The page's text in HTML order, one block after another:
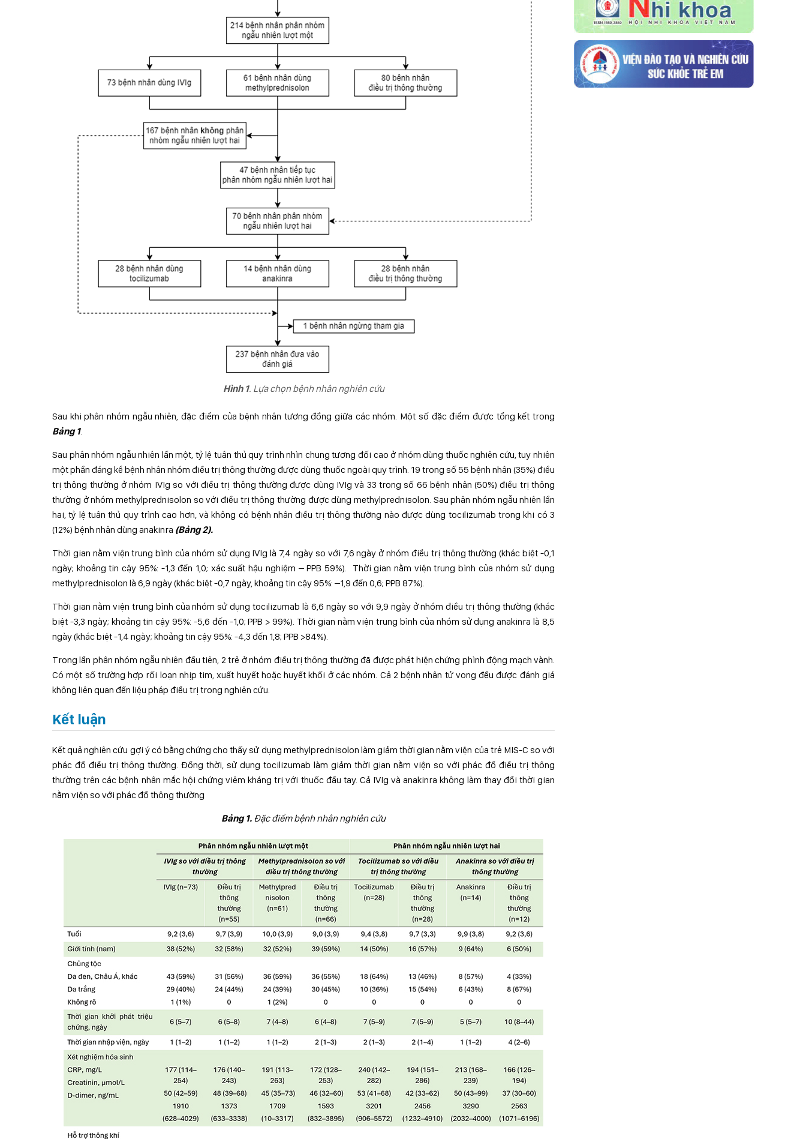
Hình 1. Lựa chọn bệnh nhân nghiên cứu
Sau khi phân nhóm ngẫu nhiên, đặc điểm của bệnh nhân tương đồng giữa các nhóm. Một số đặc điểm được tổng kết trong
Bảng 1.
Sau phân nhóm ngẫu nhiên lần một, tỷ lệ tuân thủ quy trình nhìn chung tương đối cao ở nhóm dùng thuốc nghiên cứu, tuy nhiên
một phần đáng kể bệnh nhân nhóm điều trị thông thường được dùng thuốc ngoài quy trình. 19 trong số 55 bệnh nhân (35%) điều
trị thông thường ở nhóm IVIg so với điều trị thông thường được dùng IVIg và 33 trong số 66 bệnh nhân (50%) điều trị thông
thường ở nhóm methylprednisolon so với điều trị thông thường được dùng methylprednisolon. Sau phân nhóm ngẫu nhiên lần
hai, tỷ lệ tuân thủ quy trình cao hơn, và không có bệnh nhân điều trị thông thường nào được dùng tocilizumab trong khi có 3
(12%) bệnh nhân dùng anakinra (Bảng 2).
Thời gian nằm viện trung bình của nhóm sử dụng IVIg là 7,4 ngày so với 7,6 ngày ở nhóm điều trị thông thường (khác biệt -0,1
ngày; khoảng tin cậy 95%: -1,3 đến 1,0; xác suất hậu nghiệm – PPB 59%). Thời gian nằm viện trung bình của nhóm sử dụng
methylprednisolon là 6,9 ngày (khác biệt -0,7 ngày, khoảng tin cậy 95%: –1,9 đến 0,6; PPB 87%).
Thời gian nằm viện trung bình của nhóm sử dụng tocilizumab là 6,6 ngày so với 9,9 ngày ở nhóm điều trị thông thường (khác
biệt -3,3 ngày; khoảng tin cậy 95%: -5,6 đến -1,0; PPB > 99%). Thời gian nằm viện trung bình của nhóm sử dụng anakinra là 8,5
ngày (khác biệt -1,4 ngày; khoảng tin cậy 95%: -4,3 đến 1,8; PPB >84%).
Trong lần phân nhóm ngẫu nhiên đầu tiên, 2 trẻ ở nhóm điều trị thông thường đã được phát hiện chứng phình động mạch vành.
Có một số trường hợp rối loạn nhịp tim, xuất huyết hoặc huyết khối ở các nhóm. Cả 2 bệnh nhân tử vong đều được đánh giá
không liên quan đến liệu pháp điều trị trong nghiên cứu.
Kết luận
Kết quả nghiên cứu gợi ý có bằng chứng cho thấy sử dụng methylprednisolon làm giảm thời gian nằm viện của trẻ MIS-C so với
phác đồ điều trị thông thường. Đồng thời, sử dụng tocilizumab làm giảm thời gian nằm viện so với phác đồ điều trị thông
thường trên các bệnh nhân mắc hội chứng viêm kháng trị với thuốc đầu tay. Cả IVIg và anakinra không làm thay đổi thời gian
nằm viện so với phác đồ thông thường
Bảng 1. Đặc điểm bệnh nhân nghiên cứu